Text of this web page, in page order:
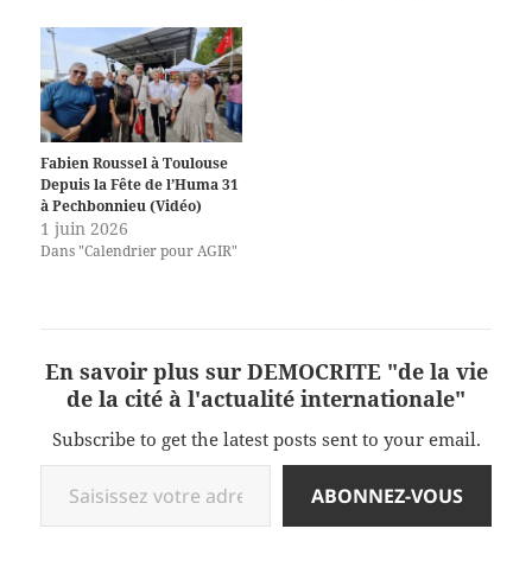
Fabien Roussel à Toulouse
Depuis la Fête de l’Huma 31
à Pechbonnieu (Vidéo)
1 juin 2026
Dans "Calendrier pour AGIR"
En savoir plus sur DEMOCRITE "de la vie
de la cité à l'actualité internationale"
Subscribe to get the latest posts sent to your email.
Saisissez votre adresse e-mail…
ABONNEZ-VOUS